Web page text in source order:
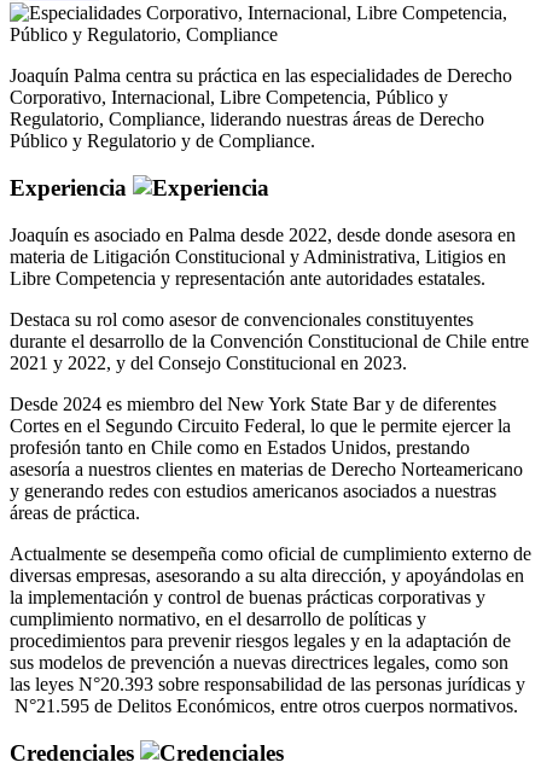
Corporativo, Internacional, Libre Competencia,
Público y Regulatorio, Compliance
Joaquín Palma centra su práctica en las especialidades de Derecho
Corporativo, Internacional, Libre Competencia, Público y
Regulatorio, Compliance, liderando nuestras áreas de Derecho
Público y Regulatorio y de Compliance.
Experiencia
Joaquín es asociado en Palma desde 2022, desde donde asesora en
materia de Litigación Constitucional y Administrativa, Litigios en
Libre Competencia y representación ante autoridades estatales.
Destaca su rol como asesor de convencionales constituyentes
durante el desarrollo de la Convención Constitucional de Chile entre
2021 y 2022, y del Consejo Constitucional en 2023.
Desde 2024 es miembro del New York State Bar y de diferentes
Cortes en el Segundo Circuito Federal, lo que le permite ejercer la
profesión tanto en Chile como en Estados Unidos, prestando
asesoría a nuestros clientes en materias de Derecho Norteamericano
y generando redes con estudios americanos asociados a nuestras
áreas de práctica.
Actualmente se desempeña como oficial de cumplimiento externo de
diversas empresas, asesorando a su alta dirección, y apoyándolas en
la implementación y control de buenas prácticas corporativas y
cumplimiento normativo, en el desarrollo de políticas y
procedimientos para prevenir riesgos legales y en la adaptación de
sus modelos de prevención a nuevas directrices legales, como son
las leyes N°20.393 sobre responsabilidad de las personas jurídicas y
N°21.595 de Delitos Económicos, entre otros cuerpos normativos.
Credenciales